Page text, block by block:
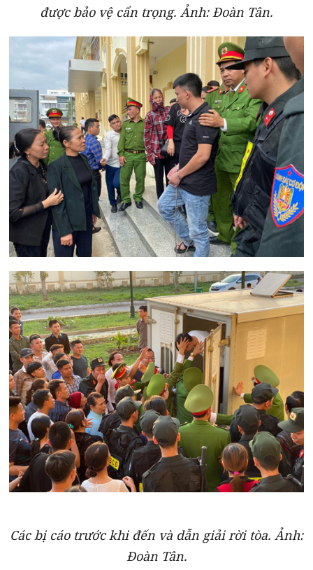
được bảo vệ cẩn trọng. Ảnh: Đoàn Tân.
Các bị cáo trước khi đến và dẫn giải rời tòa. Ảnh:
Đoàn Tân.